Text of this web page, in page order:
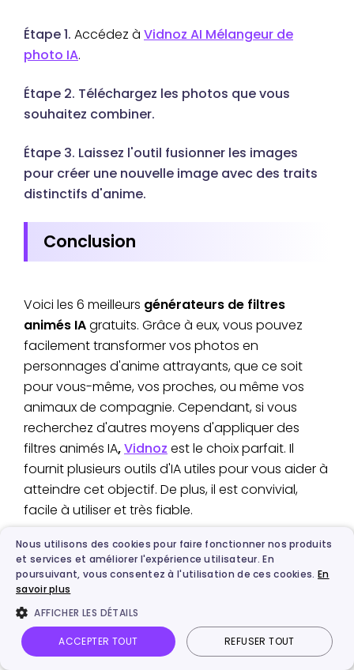
Étape 1. Accédez à Vidnoz AI Mélangeur de
photo IA.
Étape 2. Téléchargez les photos que vous
souhaitez combiner.
Étape 3. Laissez l'outil fusionner les images
pour créer une nouvelle image avec des traits
distinctifs d'anime.
Conclusion
Voici les 6 meilleurs générateurs de filtres
animés IAgratuits. Grâce à eux, vous pouvez
facilement transformer vos photos en
personnages d'anime attrayants, que ce soit
pour vous-même, vos proches, ou même vos
animaux de compagnie. Cependant, si vous
recherchez d'autres moyens d'appliquer des
filtres animés IA,Vidnoz est le choix parfait. Il
fournit plusieurs outils d'IA utiles pour vous aider à
atteindre cet objectif. De plus, il est convivial,
facile à utiliser et très fiable.
Maintenant, préparez-vous à changer vos
photos en de superbes personnages d'anime et
à partager votre personnage d'anime unique
avec le monde.
Nous utilisons des cookies pour faire fonctionner nos produits
et services et améliorer l'expérience utilisateur. En
poursuivant, vous consentez à l'utilisation de ces cookies. En
savoir plus
AFFICHER LES DÉTAILS
ACCEPTER TOUT REFUSER TOUT